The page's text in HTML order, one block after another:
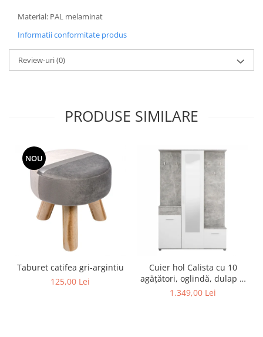
Material: PAL melaminat
Informatii conformitate produs
Review-uri(0)
PRODUSE SIMILARE
NOU
Taburet catifea gri-argintiu
125,00 Lei
Cuier hol Calista cu 10
agățători, oglindă, dulap și
comodă, beton + alb cu 3
1.349,00 Lei